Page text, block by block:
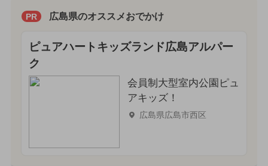
PR 広島県のオススメおでかけ
ピュアハートキッズランド広島アルパー
ク
会員制大型室内公園ピュ
アキッズ！
広島県広島市西区